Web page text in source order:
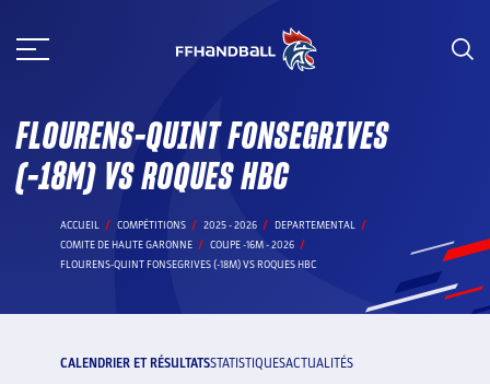
au
FLOURENS-QUINT FONSEGRIVES
(-18M) VS ROQUES HBC
ACCUEIL COMPÉTITIONS 2025 - 2026
DEPARTEMENTAL
COMITE DE HAUTE GARONNE
COUPE -16M - 2026
FLOURENS-QUINT FONSEGRIVES (-18M) VS ROQUES HBC
CALENDRIER ET RÉSULTATSSTATISTIQUESACTUALITÉS